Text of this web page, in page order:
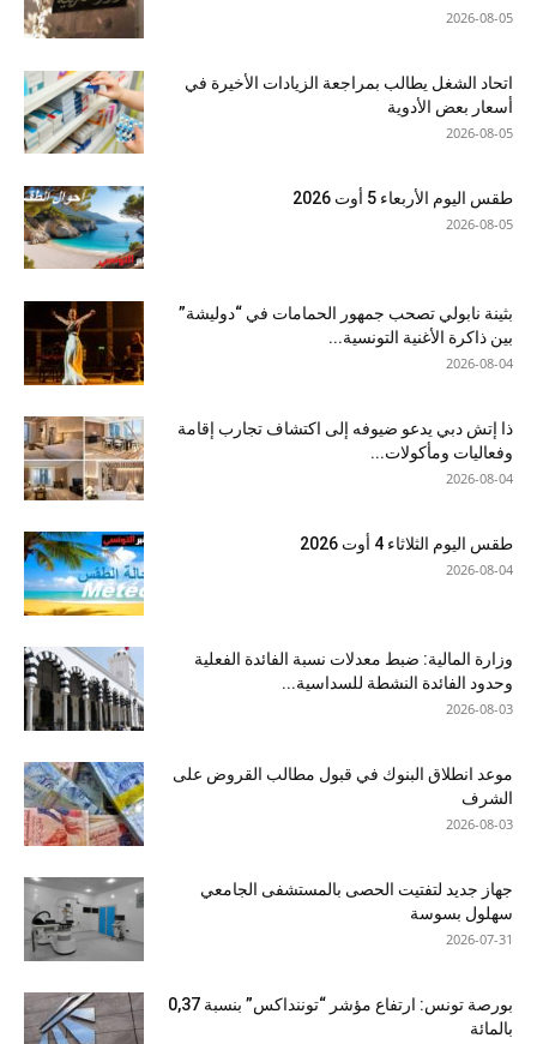
2026-08-05
اتحاد الشغل يطالب بمراجعة الزيادات الأخيرة في
أسعار بعض الأدوية
2026-08-05
طقس اليوم الأربعاء 5 أوت 2026
2026-08-05
بثينة نابولي تصحب جمهور الحمامات في “دوليشة”
بين ذاكرة الأغنية التونسية...
2026-08-04
ذا إتش دبي يدعو ضيوفه إلى اكتشاف تجارب إقامة
وفعاليات ومأكولات...
2026-08-04
طقس اليوم الثلاثاء 4 أوت 2026
2026-08-04
وزارة المالية: ضبط معدلات نسبة الفائدة الفعلية
وحدود الفائدة النشطة للسداسية...
2026-08-03
موعد انطلاق البنوك في قبول مطالب القروض على
الشرف
2026-08-03
جهاز جديد لتفتيت الحصى بالمستشفى الجامعي
سهلول بسوسة
2026-07-31
بورصة تونس: ارتفاع مؤشر “توننداكس” بنسبة 0,37
بالمائة